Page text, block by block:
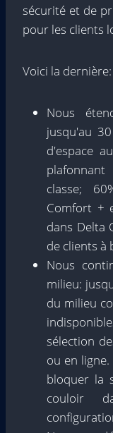
sécurité et de
pour les clients
Voici la dernière:
Nous
jusqu'au
d'espace
classe;
Comfort +
dans Delta
de clients à
Nous
milieu:
du milieu
sélection
ou en
bloquer la
couloir